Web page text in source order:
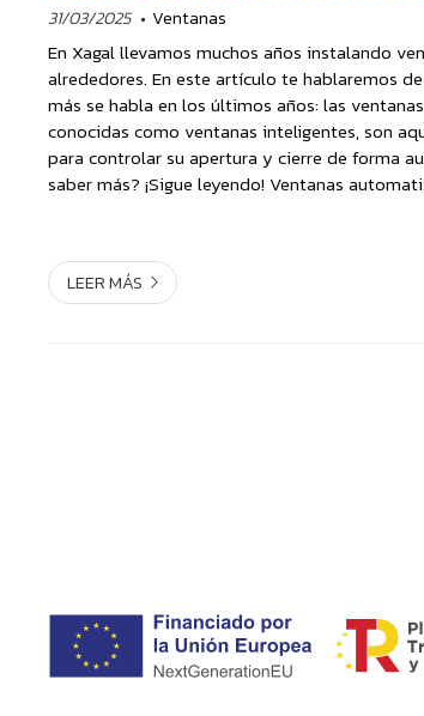
31/03/2025 Ventanas
En Xagal llevamos muchos años instalando
alrededores. En este artículo te hablaremos
más se habla en los últimos años: las
conocidas como ventanas inteligentes, son
para controlar su apertura y cierre de forma
saber más? ¡Sigue leyendo! Ventanas
LEER MÁS